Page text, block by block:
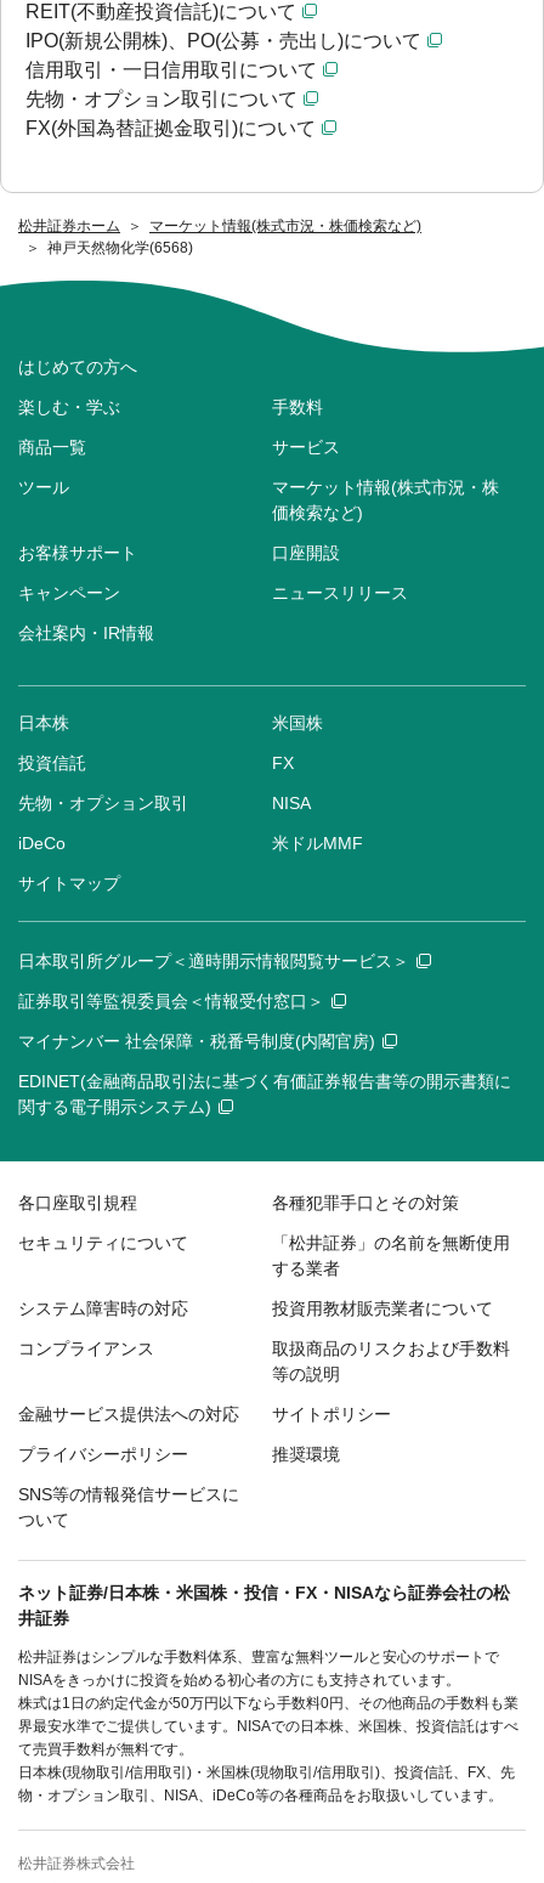
松井証券ホーム
マーケット情報(株式市況・株価検索など)
神戸天然物化学(6568)
REIT(不動産投資信託)について
IPO(新規公開株)、PO(公募・売出し)について
信用取引・一日信用取引について
先物・オプション取引について
FX(外国為替証拠金取引)について
はじめての方へ
楽しむ・学ぶ 手数料
商品一覧 サービス
ツール
マーケット情報(株式市況・株
価検索など)
お客様サポート 口座開設
キャンペーン ニュースリリース
会社案内・IR情報
日本株 米国株
投資信託 FX
先物・オプション取引 NISA
iDeCo 米ドルMMF
サイトマップ
日本取引所グループ＜適時開示情報閲覧サービス＞
証券取引等監視委員会＜情報受付窓口＞
マイナンバー 社会保障・税番号制度(内閣官房)
EDINET(金融商品取引法に基づく有価証券報告書等の開示書類に
関する電子開示システム)
各口座取引規程 各種犯罪手口とその対策
セキュリティについて
「松井証券」の名前を無断使用
する業者
システム障害時の対応 投資用教材販売業者について
コンプライアンス
取扱商品のリスクおよび手数料
等の説明
金融サービス提供法への対応 サイトポリシー
プライバシーポリシー 推奨環境
SNS等の情報発信サービスに
ついて
ネット証券/日本株・米国株・投信・FX・NISAなら証券会社の松
井証券
松井証券はシンプルな手数料体系、豊富な無料ツールと安心のサポートで
NISAをきっかけに投資を始める初心者の方にも支持されています。
株式は1日の約定代金が50万円以下なら手数料0円、その他商品の手数料も業
界最安水準でご提供しています。NISAでの日本株、米国株、投資信託はすべ
て売買手数料が無料です。
日本株(現物取引/信用取引)・米国株(現物取引/信用取引)、投資信託、FX、先
物・オプション取引、NISA、iDeCo等の各種商品をお取扱いしています。
松井証券株式会社